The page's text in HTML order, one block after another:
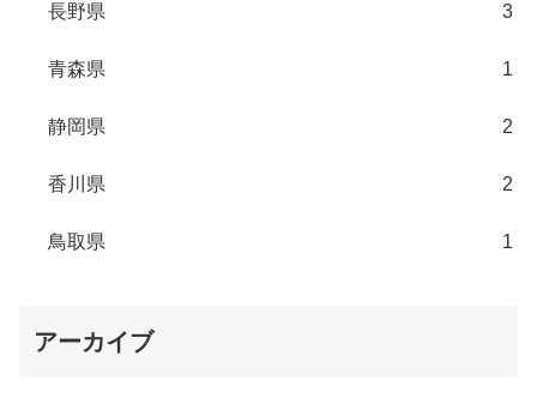
長野県 3
青森県 1
静岡県 2
香川県 2
鳥取県 1
アーカイブ